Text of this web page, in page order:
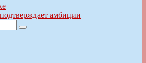
амбиции
Поиск